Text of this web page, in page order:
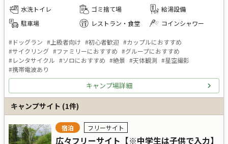
水洗トイレ
ゴミ捨て場
給湯設備
駐車場
レストラン・食堂 コインシャワー
#ドッグラン # 上級者向け #初心者歓迎 #カップルにおすすめ
#サイクリング #ファミリーにおすすめ #グループにおすすめ
#レンタサイクル #ソロにおすすめ #絶景 #天体観測 #星空撮影
#携帯電波あり
キャンプ場詳細
キャンプサイト (1件)
宿泊 フリーサイト
広々フリーサイト【※中学生は子供で入力】